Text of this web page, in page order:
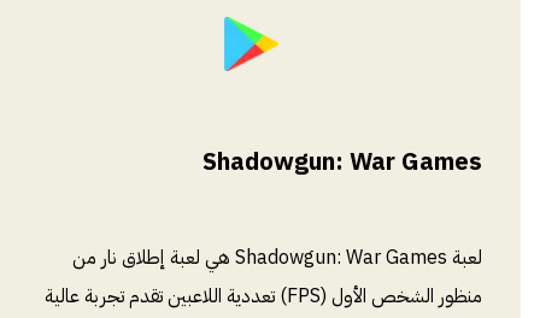
Shadowgun: War Games
لعبة Shadowgun: War Games هي لعبة إطلاق نار من
منظور الشخص الأول (FPS) تعددية اللاعبين تقدم تجربة عالية